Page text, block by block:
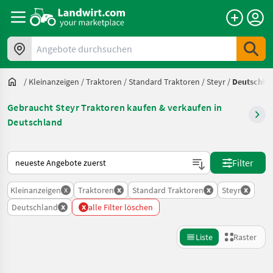
Angebote durchsuchen
/ Kleinanzeigen /Traktoren /Standard Traktoren /Steyr /
Gebraucht Steyr Traktoren kaufen & verkaufen in
Deutschland
So wird auf Landwirt.com sortiert
Filter
Kleinanzeigen x Traktoren x Standard Traktoren x Steyr x
Deutschland x x alle Filter löschen
Liste Raster